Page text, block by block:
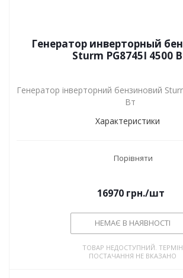
Генератор инверторный
Sturm PG8745I 4500
Генератор інверторний бензиновий
Вт
Характеристики
Порівняти
16970грн./шт
НЕМАЄ В НАЯВНОСТІ
ТОВАР НЕДОСТУПНИЙ. ТЕРМІН
ПОСТАЧАННЯ НЕ ВКАЗАНО